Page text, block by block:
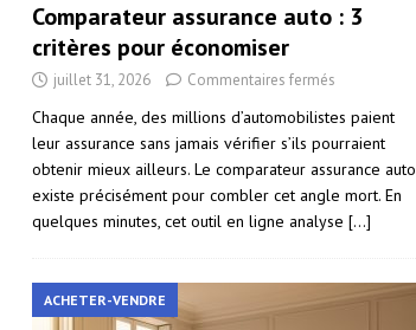
Comparateur assurance auto : 3
critères pour économiser
juillet 31, 2026 Commentaires fermés
Chaque année, des millions d’automobilistes paient
leur assurance sans jamais vérifier s’ils pourraient
obtenir mieux ailleurs. Le comparateur assurance auto
existe précisément pour combler cet angle mort. En
quelques minutes, cet outil en ligne analyse […]
ACHETER-VENDRE